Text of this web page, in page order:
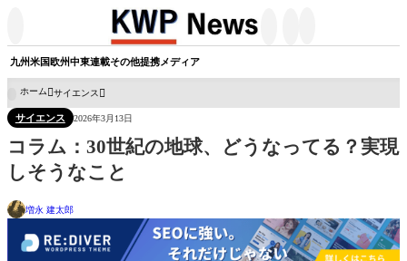
九州米国欧州中東連載その他提携メディア
ホーム サイエンス
サイエンス 2026年3月13日
コラム：30世紀の地球、どうなってる？実現
しそうなこと
増永 建太郎